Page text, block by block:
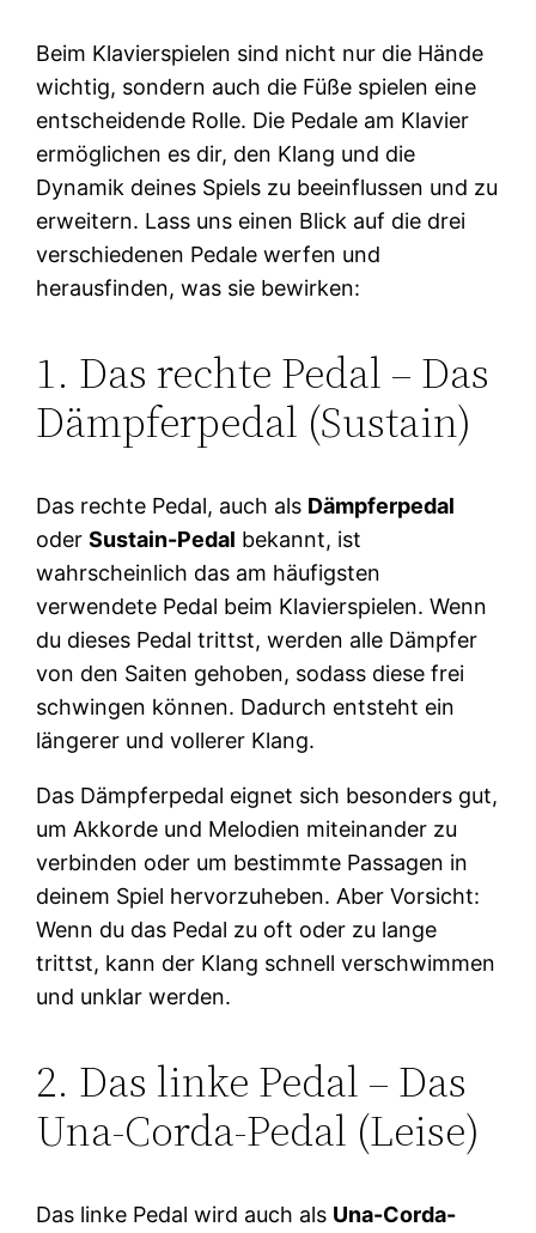
Beim Klavierspielen sind nicht nur die Hände
wichtig, sondern auch die Füße spielen eine
entscheidende Rolle. Die Pedale am Klavier
ermöglichen es dir, den Klang und die
Dynamik deines Spiels zu beeinflussen und zu
erweitern. Lass uns einen Blick auf die drei
verschiedenen Pedale werfen und
herausfinden, was sie bewirken:
1. Das rechte Pedal – Das
Dämpferpedal (Sustain)
Das rechte Pedal, auch als Dämpferpedal
oderSustain-Pedal bekannt, ist
wahrscheinlich das am häufigsten
verwendete Pedal beim Klavierspielen. Wenn
du dieses Pedal trittst, werden alle Dämpfer
von den Saiten gehoben, sodass diese frei
schwingen können. Dadurch entsteht ein
längerer und vollerer Klang.
Das Dämpferpedal eignet sich besonders gut,
um Akkorde und Melodien miteinander zu
verbinden oder um bestimmte Passagen in
deinem Spiel hervorzuheben. Aber Vorsicht:
Wenn du das Pedal zu oft oder zu lange
trittst, kann der Klang schnell verschwimmen
und unklar werden.
2. Das linke Pedal – Das
Una-Corda-Pedal (Leise)
Das linke Pedal wird auch als Una-Corda-